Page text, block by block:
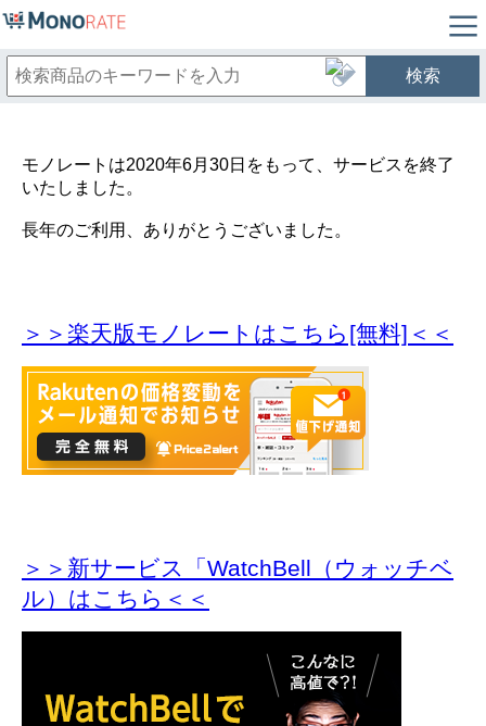
検索
モノレートは2020年6月30日をもって、サービスを終了
いたしました。
長年のご利用、ありがとうございました。
＞＞楽天版モノレートはこちら[無料]＜＜
＞＞新サービス「WatchBell（ウォッチベ
ル）はこちら＜＜